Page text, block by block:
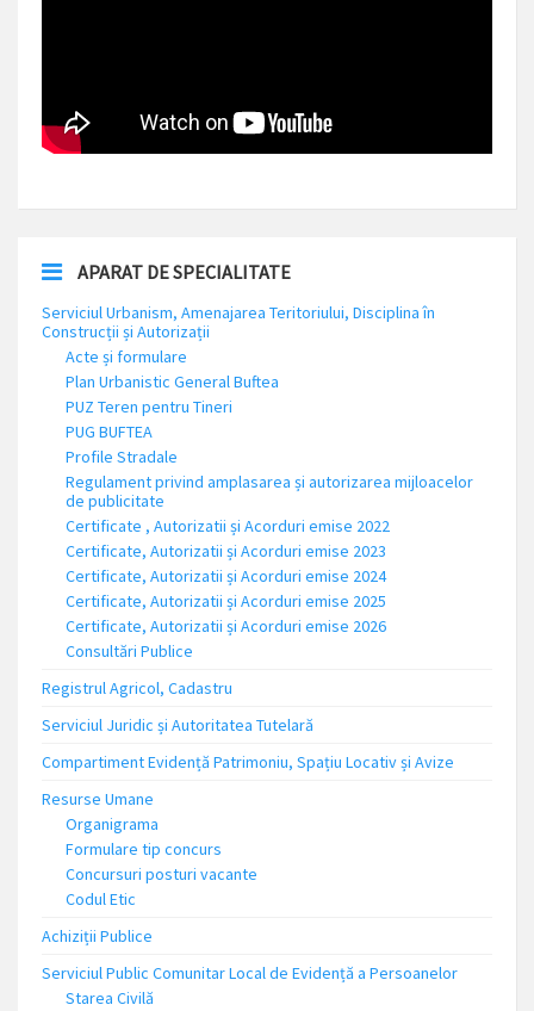
APARAT DE SPECIALITATE
Serviciul Urbanism, Amenajarea Teritoriului, Disciplina în
Construcții și Autorizații
Acte și formulare
Plan Urbanistic General Buftea
PUZ Teren pentru Tineri
PUG BUFTEA
Profile Stradale
Regulament privind amplasarea și autorizarea mijloacelor
de publicitate
Certificate , Autorizatii și Acorduri emise 2022
Certificate, Autorizatii și Acorduri emise 2023
Certificate, Autorizatii și Acorduri emise 2024
Certificate, Autorizatii și Acorduri emise 2025
Certificate, Autorizatii și Acorduri emise 2026
Consultări Publice
Registrul Agricol, Cadastru
Serviciul Juridic și Autoritatea Tutelară
Compartiment Evidență Patrimoniu, Spațiu Locativ și Avize
Resurse Umane
Organigrama
Formulare tip concurs
Concursuri posturi vacante
Codul Etic
Achiziții Publice
Serviciul Public Comunitar Local de Evidență a Persoanelor
Starea Civilă